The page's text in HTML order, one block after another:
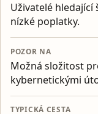
Uživatelé
nízké poplatky.
POZOR NA
Možná složitost
kybernetickými
TYPICKÁ CESTA